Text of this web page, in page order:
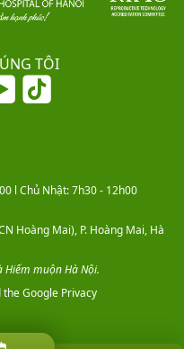
TÔI
the GooglePrivacy
l Chủ Nhật: 7h30 - 12h00
Hoàng Mai), P. Hoàng Mai, Hà
Hiếm muộn Hà Nội.